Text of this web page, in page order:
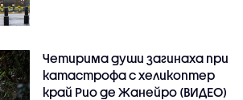
Четирима души загинаха при
катастрофа с хеликоптер
край Рио де Жанейро (ВИДЕО)